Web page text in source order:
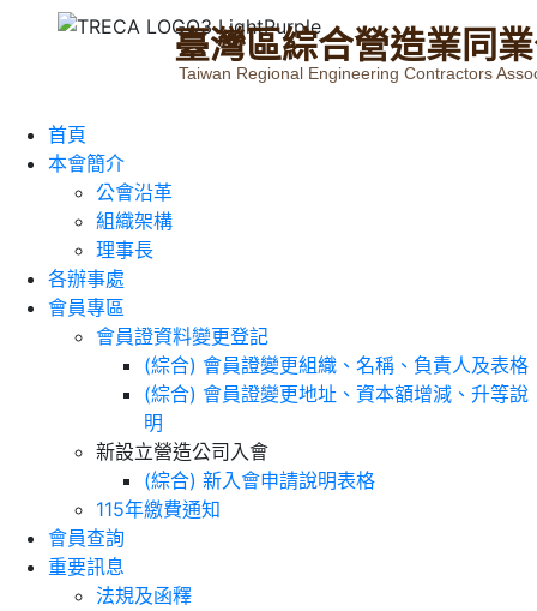
臺灣區綜合營造業同業
Taiwan Regional Engineering Contractors
首頁
本會簡介
公會沿革
組織架構
理事長
各辦事處
會員專區
會員證資料變更登記
(綜合) 會員證變更組織、名稱、負責人及表格
(綜合) 會員證變更地址、資本額增減、升等說
明
新設立營造公司入會
(綜合) 新入會申請說明表格
115年繳費通知
會員查詢
重要訊息
法規及函釋